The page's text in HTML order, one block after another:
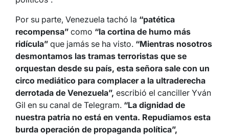
Por su parte, Venezuela tachó la “patética
recompensa” como “la cortina de humo más
ridícula” que jamás se ha visto. “Mientras nosotros
desmontamos las tramas terroristas que se
orquestan desde su país, esta señora sale con un
circo mediático para complacer a la ultraderecha
derrotada de Venezuela”, escribió el canciller Yván
Gil en su canal de Telegram. “La dignidad de
nuestra patria no está en venta. Repudiamos esta
burda operación de propaganda política”,